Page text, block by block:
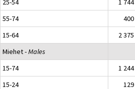
25-54
1 744
55-74
400
15-64
2 375
Miehet -Males
15-74
1 244
15-24
129